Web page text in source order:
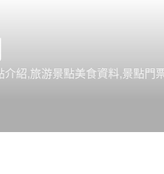
紹,旅游景點美食資料,景點